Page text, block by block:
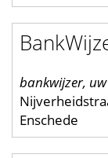
bankwijzer,
Enschede